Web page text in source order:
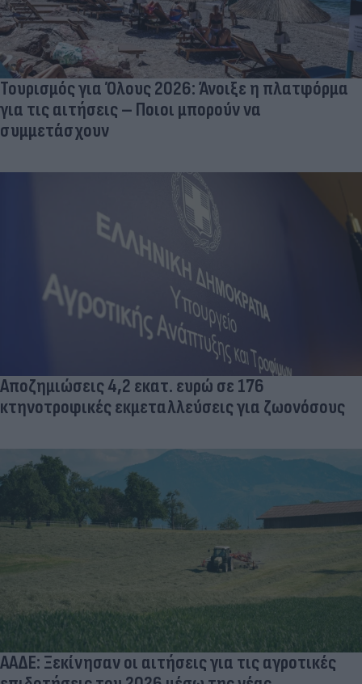
Τουρισμός για Όλους 2026: Άνοιξε η πλατφόρμα
για τις αιτήσεις – Ποιοι μπορούν να
συμμετάσχουν
Αποζημιώσεις 4,2 εκατ. ευρώ σε 176
κτηνοτροφικές εκμεταλλεύσεις για ζωονόσους
ΑΑΔΕ: Ξεκίνησαν οι αιτήσεις για τις αγροτικές